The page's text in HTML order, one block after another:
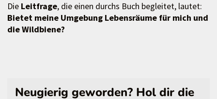
Die Leitfrage, die einen durchs Buch begleitet, lautet:
Bietet meine Umgebung Lebensräume für mich und
die Wildbiene?
Neugierig geworden? Hol dir die